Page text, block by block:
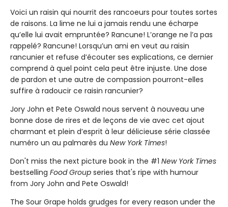
Voici un raisin qui nourrit des rancoeurs pour toutes sortes
de raisons. La lime ne lui a jamais rendu une écharpe
qu’elle lui avait empruntée? Rancune! L’orange ne l’a pas
rappelé? Rancune! Lorsqu’un ami en veut au raisin
rancunier et refuse d’écouter ses explications, ce dernier
comprend à quel point cela peut être injuste. Une dose
de pardon et une autre de compassion pourront-elles
suffire à radoucir ce raisin rancunier?
Jory John et Pete Oswald nous servent à nouveau une
bonne dose de rires et de leçons de vie avec cet ajout
charmant et plein d’esprit à leur délicieuse série classée
numéro un au palmarès du New York Times!
Don't miss the next picture book in the #1 New York Times
bestselling Food Group series that's ripe with humour
from Jory John and Pete Oswald!
The Sour Grape holds grudges for every reason under the